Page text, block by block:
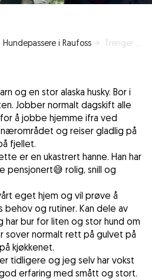
Hundepassere i Raufoss » Trenger du hundepass eller aktivisering av din hund?
og en stor alaska husky. Bor i
Jobber normalt dagskift alle
å jobbe hjemme ifra ved
og reiser gladlig på
fjellet.
er en ukastrert hanne. Han har
pensjonert😅 rolig, snill og
eget hjem og vil prøve å
og rutiner. Kan dele av
har bur for liten og stor hund om
sover normalt rett på gulvet på
kjøkkenet.
tidligere og jeg selv har vokst
erfaring med smått og stort.